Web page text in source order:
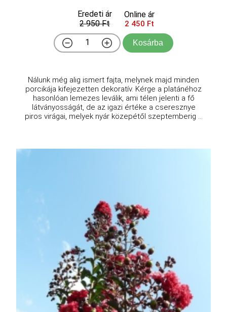
Eredeti ár
2 950 Ft
Online ár
2 450 Ft
Kosárba
Nálunk még alig ismert fajta, melynek majd minden
porcikája kifejezetten dekoratív. Kérge a platánéhoz
hasonlóan lemezes leválik, ami télen jelenti a fő
látványosságát, de az igazi értéke a cseresznye
piros virágai, melyek nyár közepétől szeptemberig ...